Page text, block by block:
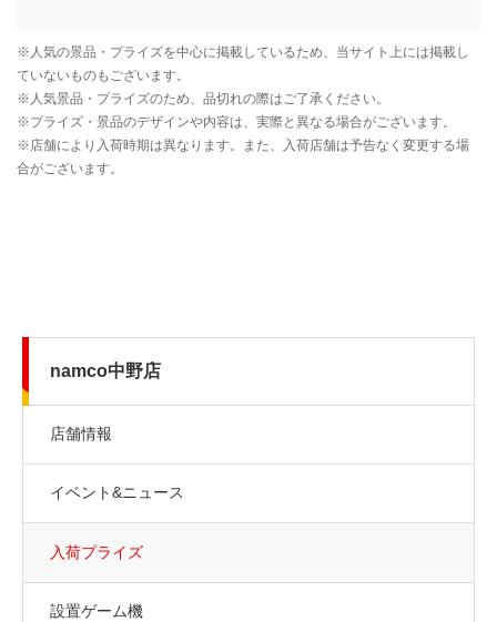
namco中野店
店舗情報
イベント&ニュース
入荷プライズ
設置ゲーム機